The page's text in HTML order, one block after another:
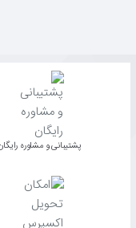
پشتیبانی و مشاوره